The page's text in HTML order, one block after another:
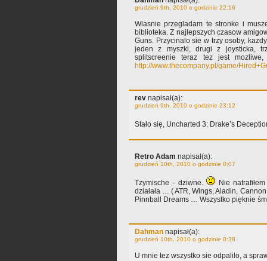
grudzień 9th, 2010 o godzinie 22:16
Wlasnie przegladam te stronke i
biblioteka. Z najlepszych czasow
Guns. Przycinalo sie w trzy osoby,
jeden z myszki, drugi z joysticka,
splitscreenie teraz tez jest
http://www.thecompany.pl/game/
rev napisał(a):
grudzień 9th, 2010 o godzinie 23:12
Stało się, Uncharted 3: Drake’s
Retro Adam napisał(a):
grudzień 10th, 2010 o godzinie 0:07
Tzymische - dziwne.
Nie
działała … ( ATR, Wings, Aladin,
Pinnball Dreams … Wszystko pięknie
Dahman napisał(a):
grudzień 10th, 2010 o godzinie 0:38
U mnie tez wszystko sie odpalilo, a